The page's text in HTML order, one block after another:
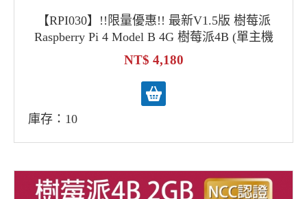
【RPI030】!!限量優惠!! 最新V1.5版 樹莓派
Raspberry Pi 4 Model B 4G 樹莓派4B (單主機
板優惠)
4,180
庫存：10